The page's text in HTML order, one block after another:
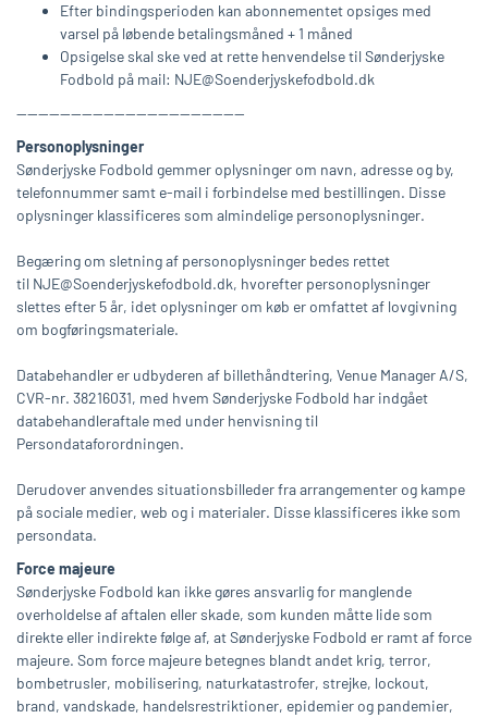
Efter bindingsperioden kan abonnementet opsiges med
varsel på løbende betalingsmåned + 1 måned
Opsigelse skal ske ved at rette henvendelse til Sønderjyske
Fodbold på mail: NJE@Soenderjyskefodbold.dk
------------------------------------------
Personoplysninger
Sønderjyske Fodbold gemmer oplysninger om navn, adresse og by,
telefonnummer samt e-mail i forbindelse med bestillingen. Disse
oplysninger klassificeres som almindelige personoplysninger.
Begæring om sletning af personoplysninger bedes rettet
til NJE@Soenderjyskefodbold.dk, hvorefter personoplysninger
slettes efter 5 år, idet oplysninger om køb er omfattet af lovgivning
om bogføringsmateriale.
Databehandler er udbyderen af billethåndtering, Venue Manager A/S,
CVR-nr. 38216031, med hvem Sønderjyske Fodbold har indgået
databehandleraftale med under henvisning til
Persondataforordningen.
Derudover anvendes situationsbilleder fra arrangementer og kampe
på sociale medier, web og i materialer. Disse klassificeres ikke som
persondata.
Force majeure
Sønderjyske Fodbold kan ikke gøres ansvarlig for manglende
overholdelse af aftalen eller skade, som kunden måtte lide som
direkte eller indirekte følge af, at Sønderjyske Fodbold er ramt af force
majeure. Som force majeure betegnes blandt andet krig, terror,
bombetrusler, mobilisering, naturkatastrofer, strejke, lockout,
brand, vandskade, handelsrestriktioner, epidemier og pandemier,